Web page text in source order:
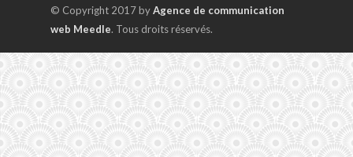
© Copyright 2017 byAgence de communication
web Meedle. Tous droits réservés.